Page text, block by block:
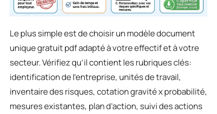
Le plus simple est de choisir un modèle document
unique gratuit pdf adapté à votre effectif et à votre
secteur. Vérifiez qu’il contient les rubriques clés:
identification de l’entreprise, unités de travail,
inventaire des risques, cotation gravité x probabilité,
mesures existantes, plan d’action, suivi des actions